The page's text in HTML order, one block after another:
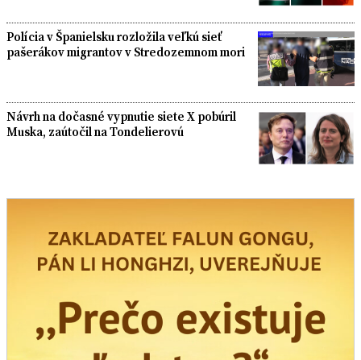
Polícia v Španielsku rozložila veľkú sieť
pašerákov migrantov v Stredozemnom mori
Návrh na dočasné vypnutie siete X pobúril
Muska, zaútočil na Tondelierovú